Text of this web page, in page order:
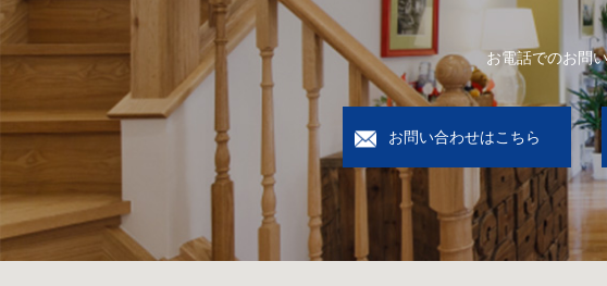
お電話でのお問
お問い合わせはこちら